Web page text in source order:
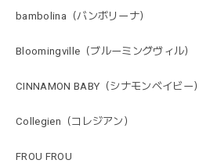
bambolina（バンボリーナ）
Bloomingville（ブルーミングヴィル）
CINNAMON BABY（シナモンベイビー）
Collegien（コレジアン）
FROU FROU